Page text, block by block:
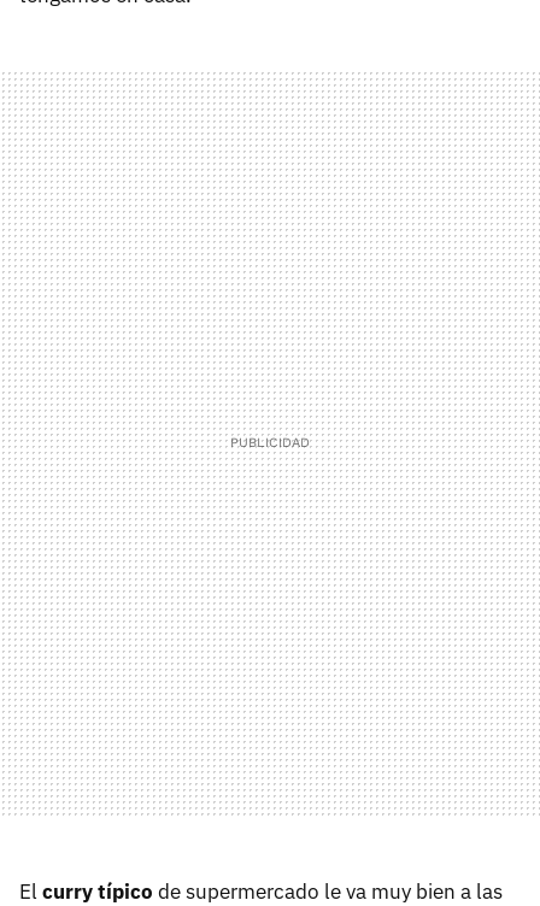
El curry típico de supermercado le va muy bien a las